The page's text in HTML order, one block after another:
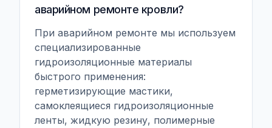
аварийном ремонте кровли?
При аварийном ремонте мы используем
специализированные
гидроизоляционные материалы
быстрого применения:
герметизирующие мастики,
самоклеящиеся гидроизоляционные
ленты, жидкую резину, полимерные